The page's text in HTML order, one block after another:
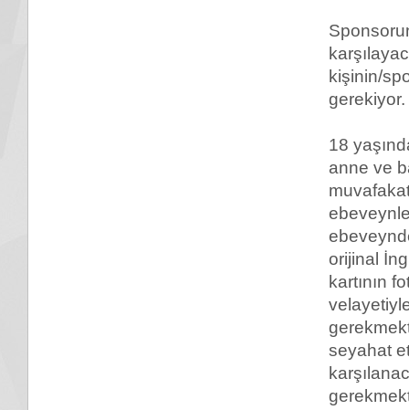
kişinin/
gerekiyor.
18
anne ve
orijinal
kartının
seyahat